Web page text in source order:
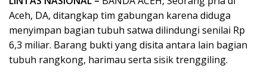
Aceh, DA, ditangkap tim gabungan karena diduga
menyimpan bagian tubuh satwa dilindungi senilai Rp
6,3 miliar. Barang bukti yang disita antara lain bagian
tubuh rangkong, harimau serta sisik trenggiling.